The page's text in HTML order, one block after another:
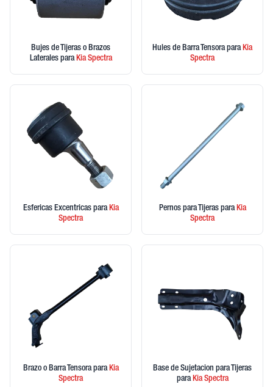
Bujes de Tijeras o Brazos
Laterales paraKiaSpectra
Hules de Barra Tensora paraKia
Spectra
Esfericas Excentricas paraKia
Spectra
Pernos para Tijeras paraKia
Spectra
Brazo o Barra Tensora paraKia
Spectra
Base de Sujetacion para Tijeras
paraKiaSpectra